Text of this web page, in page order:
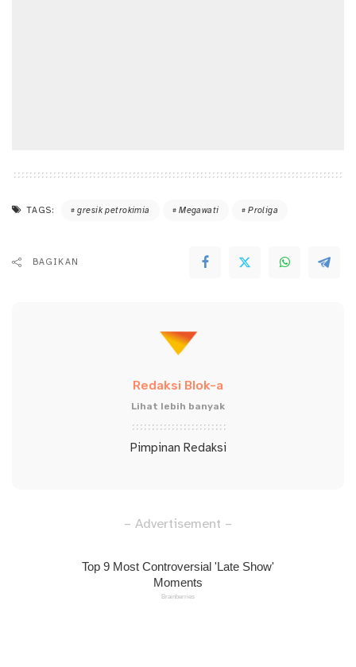
TAGS: gresik petrokimia Megawati Proliga
BAGIKAN
Redaksi Blok-a
Lihat lebih banyak
Pimpinan Redaksi
– Advertisement –